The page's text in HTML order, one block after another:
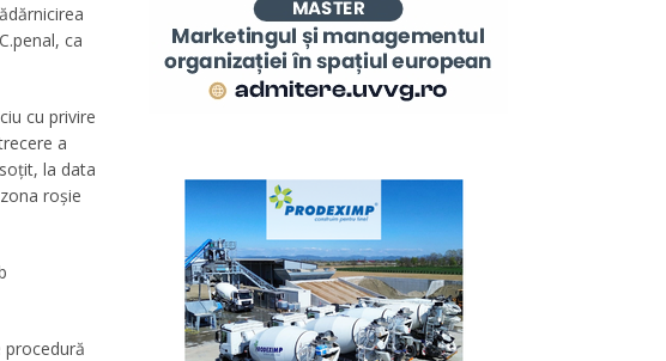
ca
cu privire
a
la data
roșie
procedură